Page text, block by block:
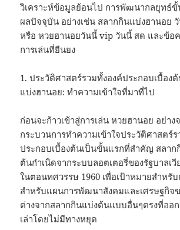
วิเคราะห์ข้อมูลย้อนไป การพัฒนากลยุทธ์ขั้
ผลปัจจุบัน อย่างเช่น สลากกินแบ่งฮานอย
หรือ หวยฮานอยวันนี้ vip วันนี้ สด และข้อค
การเล่นที่ยืนยง
1. ประวัติศาสตร์รวมทั้งองค์ประกอบเบื้อง
แบ่งฮานอย: ทำความเข้าใจที่มาที่ไป
ก่อนจะก้าวเข้าสู่การเล่น หวยฮานอย อย่าง
กระบวนการทำความเข้าใจประวัติศาสตร์
ประกอบเบื้องต้นเป็นขั้นแรกที่สำคัญ สลาก
ต้นกำเนิดจากระบบลอตเตอรี่ของรัฐบาลเ
ในตอนทศวรรษ 1960 เพื่อเป้าหมายสำหรั
สำหรับแผนการพัฒนาสังคมและเศรษฐกิจ
ต่างจากสลากกินแบ่งต้นแบบอื่นๆตรงที่ออ
เล่าโดยไม่มีทางหยุด